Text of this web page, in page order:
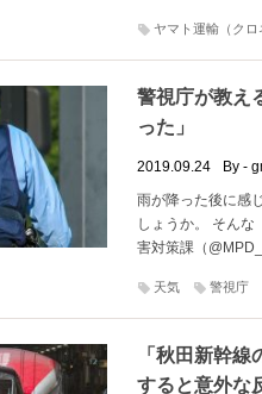
ヤマト運輸（クロ
警視庁が教え
った」
2019.09.24
By -
雨が降った後に感
しょうか。 そんな
害対策課（
天気 警視庁
「秋田新幹
すると意外な